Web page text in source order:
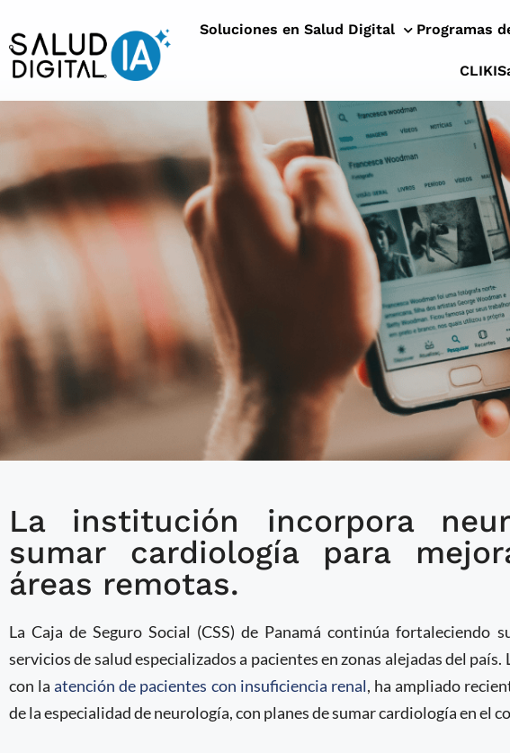
Soluciones en Salud Digital Programas
Seguro Social de Panamá
telemedicina con nuevas
La institución incorpora
sumar cardiología para
áreas remotas.
La Caja de Seguro Social (CSS) de Panamá continúa fortaleciendo
servicios de salud especializados a pacientes en zonas alejadas del
con laatención de pacientes con insuficiencia renal, ha ampliado
de la especialidad de neurología, con planes de sumar cardiología en el